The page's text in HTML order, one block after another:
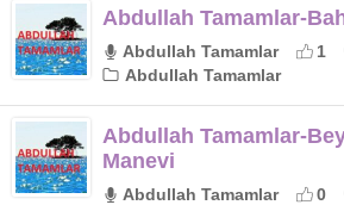
Abdullah Tamamlar-
Abdullah Tamamlar 1
Abdullah Tamamlar
Abdullah Tamamlar-
Manevi
Abdullah Tamamlar 0